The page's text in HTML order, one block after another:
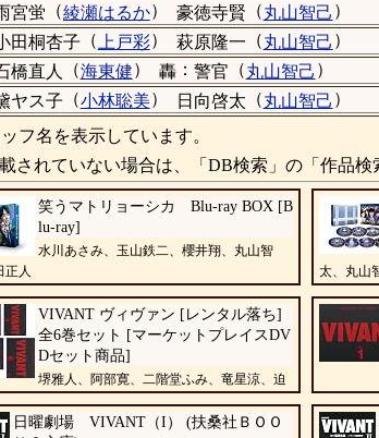
宮蛍 （綾瀬はるか） 豪徳寺賢 （丸山智己 ）
田桐杏子 （ 上戸彩） 萩原隆一 （丸山智己 ）
橋直人 （海東健） 轟： 警官 （丸山智己 ）
ヤス子 （小林聡美） 日向啓太 （丸山智己 ）
フ名を表示しています。
れていない場合は、「DB検索」の「作品検
笑うマトリョーシカ Blu-ray BOX [B
lu-ray]
水川あさみ、玉山鉄二、櫻井翔、丸山智
正人
太、丸山
VIVANT ヴィヴァン [レンタル落ち]
全6巻セット [マーケットプレイスDV
Dセット商品]
堺雅人、阿部寛、二階堂ふみ、竜星涼、迫
日曜劇場 VIVANT（I） (扶桑社ＢＯＯ